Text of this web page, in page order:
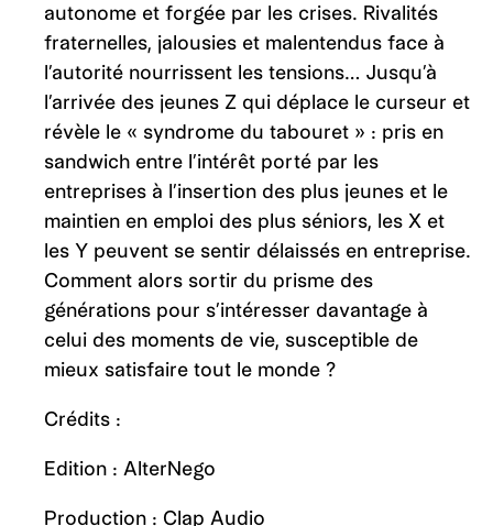
autonome et forgée par les crises. Rivalités
fraternelles, jalousies et malentendus face à
l’autorité nourrissent les tensions… Jusqu’à
l’arrivée des jeunes Z qui déplace le curseur et
révèle le « syndrome du tabouret » : pris en
sandwich entre l’intérêt porté par les
entreprises à l’insertion des plus jeunes et le
maintien en emploi des plus séniors, les X et
les Y peuvent se sentir délaissés en entreprise.
Comment alors sortir du prisme des
générations pour s’intéresser davantage à
celui des moments de vie, susceptible de
mieux satisfaire tout le monde ?
Crédits :
Edition : AlterNego
Production : Clap Audio